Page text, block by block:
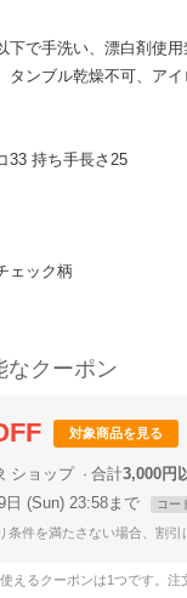
下で手洗い、漂白剤使
タンブル乾燥不可、ア
33 持ち手長さ25
ェック柄
なクーポン
対象商品を見る
ショップ 合計3,000円
日 (Sun) 23:58まで コー
条件を満たさない場合、割引
えるクーポンは1つです。注